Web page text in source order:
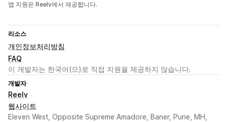
앱 지원은 Reelv에서 제공합니다.
리소스
개인정보처리방침
FAQ
이 개발자는 한국어(으)로 직접 지원을 제공하지 않습니다.
개발자
Reelv
웹사이트
Eleven West, Opposite Supreme Amadore, Baner, Pune, MH,